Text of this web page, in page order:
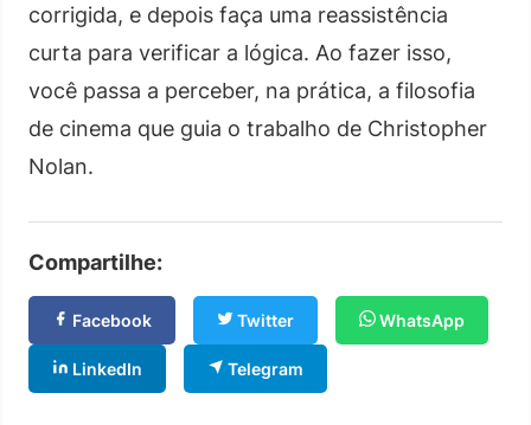
corrigida, e depois faça uma reassistência
curta para verificar a lógica. Ao fazer isso,
você passa a perceber, na prática, a filosofia
de cinema que guia o trabalho de Christopher
Nolan.
Compartilhe:
Facebook Twitter WhatsApp
LinkedIn Telegram